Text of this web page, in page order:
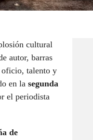
cultural
autor, barras
oficio, talento y
en la segunda
el periodista
de